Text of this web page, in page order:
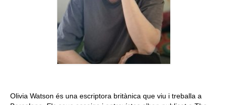
Olivia Watson és una escriptora britànica que viu i treballa a